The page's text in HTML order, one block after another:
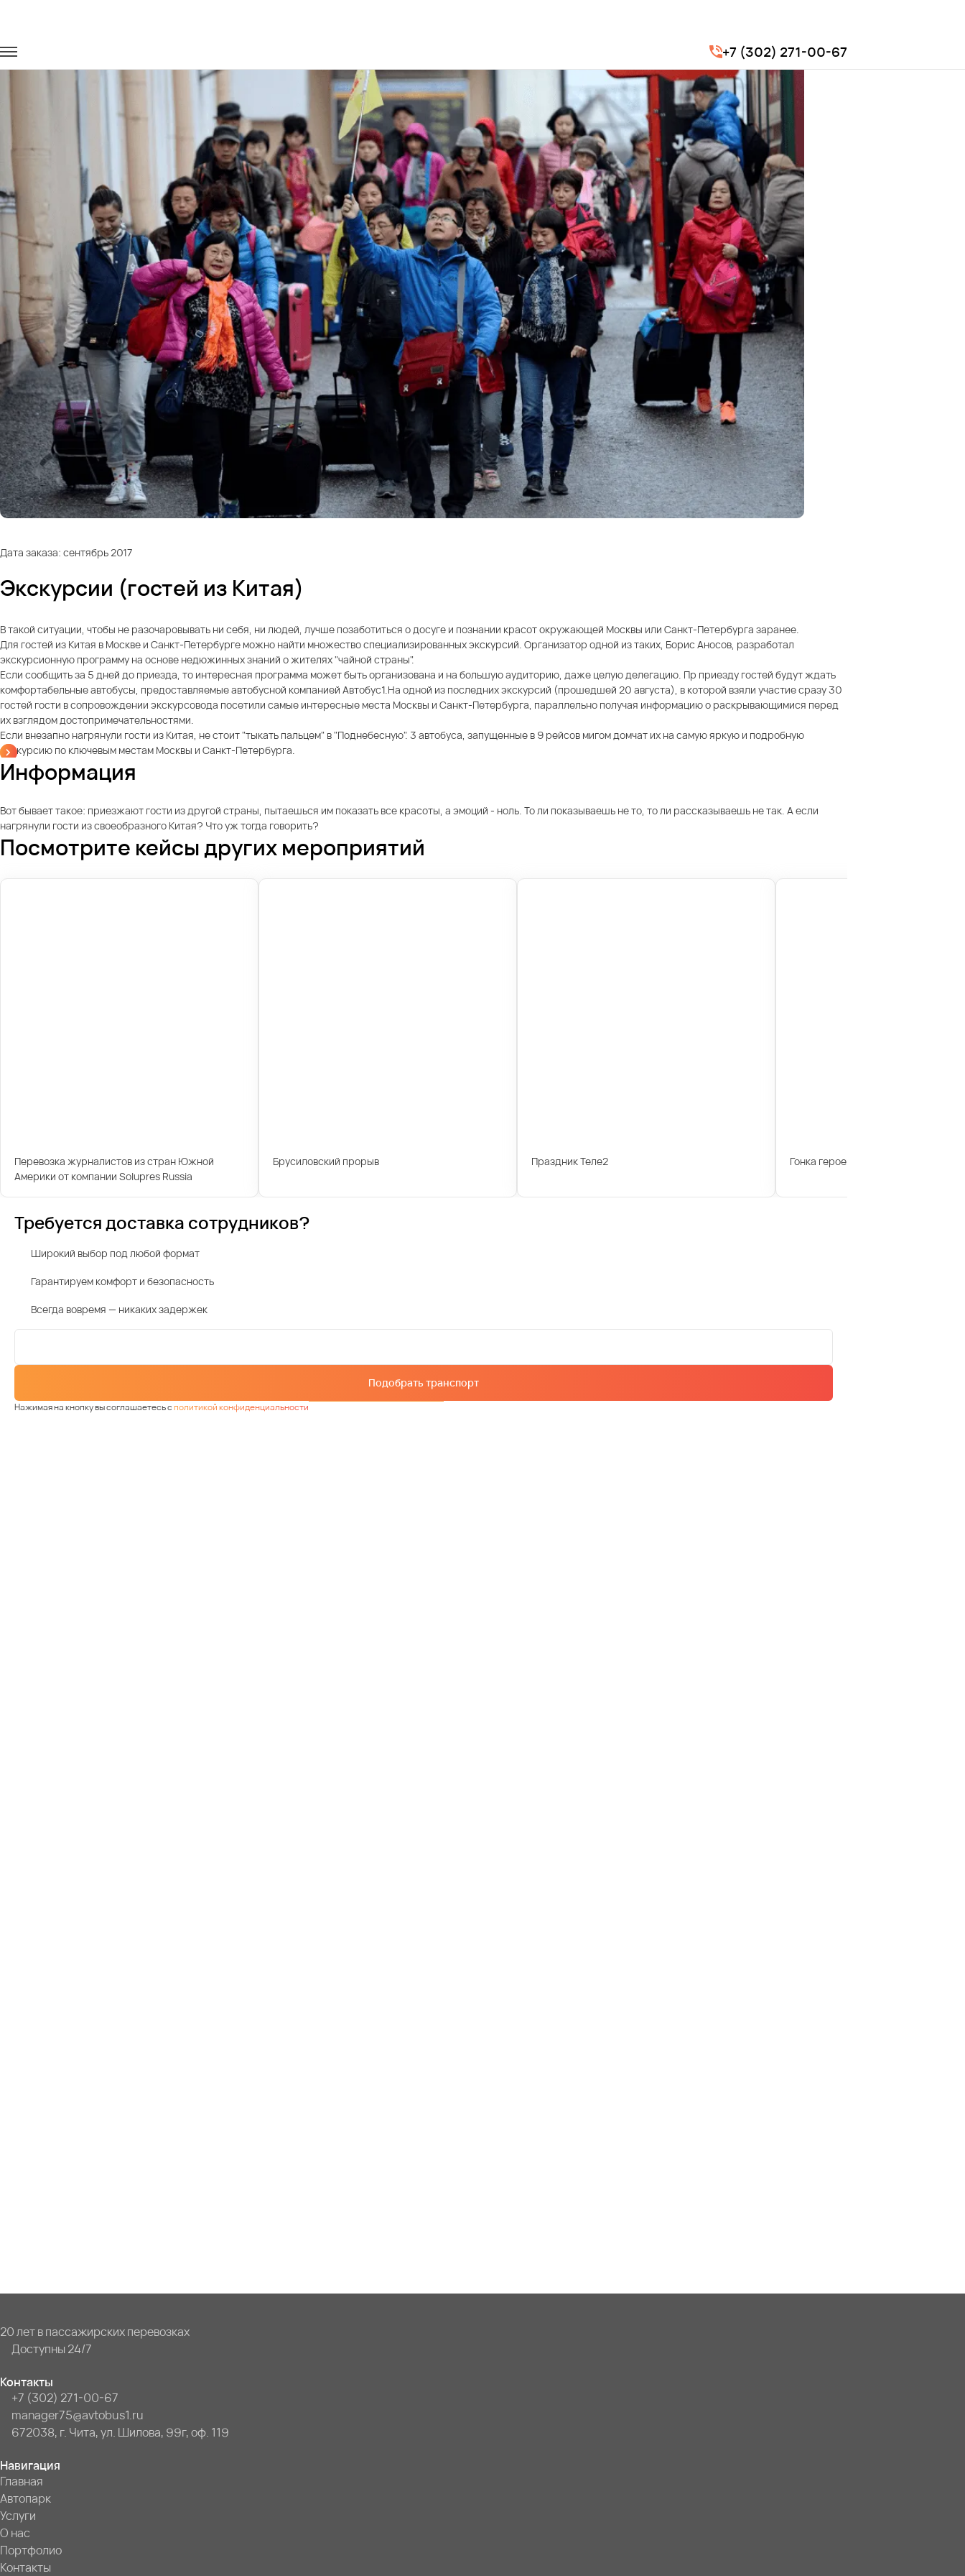
+7 (302) 271-00-67
Дата заказа: сентябрь 2017
Экскурсии (гостей из Китая)
В такой ситуации, чтобы не разочаровывать ни себя, ни людей, лучше позаботиться о досуге и познании красот окружающей Москвы или Санкт-Петербурга заранее.
Для гостей из Китая в Москве и Санкт-Петербурге можно найти множество специализированных экскурсий. Организатор одной из таких, Борис Аносов, разработал
экскурсионную программу на основе недюжинных знаний о жителях "чайной страны".
Если сообщить за 5 дней до приезда, то интересная программа может быть организована и на большую аудиторию, даже целую делегацию. Пр приезду гостей будут ждать
комфортабельные автобусы, предоставляемые автобусной компанией Автобус1.На одной из последних экскурсий (прошедшей 20 августа), в которой взяли участие сразу 30
гостей гости в сопровождении экскурсовода посетили самые интересные места Москвы и Санкт-Петербурга, параллельно получая информацию о раскрывающимися перед
их взглядом достопримечательностями.
Если внезапно нагрянули гости из Китая, не стоит "тыкать пальцем" в "Поднебесную". 3 автобуса, запущенные в 9 рейсов мигом домчат их на самую яркую и подробную
экскурсию по ключевым местам Москвы и Санкт-Петербурга.
Информация
Вот бывает такое: приезжают гости из другой страны, пытаешься им показать все красоты, а эмоций - ноль. То ли показываешь не то, то ли рассказываешь не так. А если
нагрянули гости из своеобразного Китая? Что уж тогда говорить?
Посмотрите кейсы других мероприятий
Перевозка журналистов из стран Южной
Америки от компании Solupres Russia
Брусиловский прорыв Праздник Теле2 Гонка героев
Требуется доставка сотрудников?
Широкий выбор под любой формат
Гарантируем комфорт и безопасность
Всегда вовремя — никаких задержек
Подобрать транспорт
Нажимая на кнопку вы соглашаетесь сполитикой конфиденциальности
20 лет в пассажирских перевозках
Доступны 24/7
Контакты
+7 (302) 271-00-67
manager75@avtobus1.ru
672038, г. Чита, ул. Шилова, 99г, оф. 119
Навигация
Главная
Автопарк
Услуги
О нас
Портфолио
Контакты